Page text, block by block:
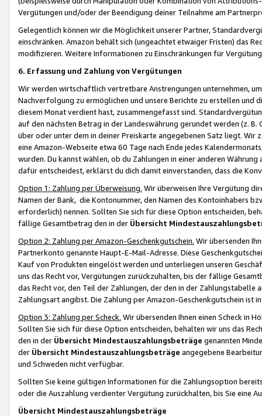
Vergütungen und/oder der Beendigung deiner Teilnahme am
Gelegentlich können wir die Möglichkeit unserer Partner,
einschränken. Amazon behält sich (ungeachtet etwaiger Fristen) das
modifizieren. Weitere Informationen zu Einschränkungen für
6. Erfassung und Zahlung von Vergütungen
Wir werden wirtschaftlich vertretbare Anstrengungen unternehmen,
Nachverfolgung zu ermöglichen und unsere Berichte zu erstellen und
diesem Monat verdient hast, zusammengefasst sind.
auf den nächsten Betrag in der Landeswährung gerundet werden (z.
über oder unter dem in deiner Preiskarte angegebenen Satz liegt.
eine Amazon-Webseite etwa 60 Tage nach Ende jedes
wurden. Du kannst wählen, ob du Zahlungen in einer anderen
dafür entscheidest, erklärst du dich damit einverstanden, dass die
Option 1: Zahlung per Überweisung. Wir überweisen Ihre Vergütung
Namen der Bank, die Kontonummer, den Namen des Kontoinhabers
erforderlich) nennen. Sollten Sie sich für diese Option entscheiden,
fällige Gesamtbetrag den in der Übersicht
Option 2: Zahlung per Amazon-Geschenkgutschein. Wir übersenden
Partnerkonto genannte Haupt-E-Mail-Adresse. Diese
Kauf von Produkten eingelöst werden und unterliegen unseren
uns das Recht vor, Vergütungen zurückzuhalten, bis der fällige
das Recht vor, den Teil der Zahlungen, der den in der
Zahlungsart angibst. Die Zahlung per Amazon-Geschenkgutschein ist
Option 3: Zahlung per Scheck. Wir übersenden Ihnen einen Scheck in
Sollten Sie sich für diese Option entscheiden, behalten wir uns das
den in der Übersicht Mindestauszahlungsbeträge genannten
der Übersicht Mindestauszahlungsbeträge angegebene
und Schweden nicht verfügbar.
Sollten Sie keine gültigen Informationen für die Zahlungsoption
oder die Auszahlung verdienter Vergütung zurückhalten, bis Sie
Übersicht Mindestauszahlungsbeträge